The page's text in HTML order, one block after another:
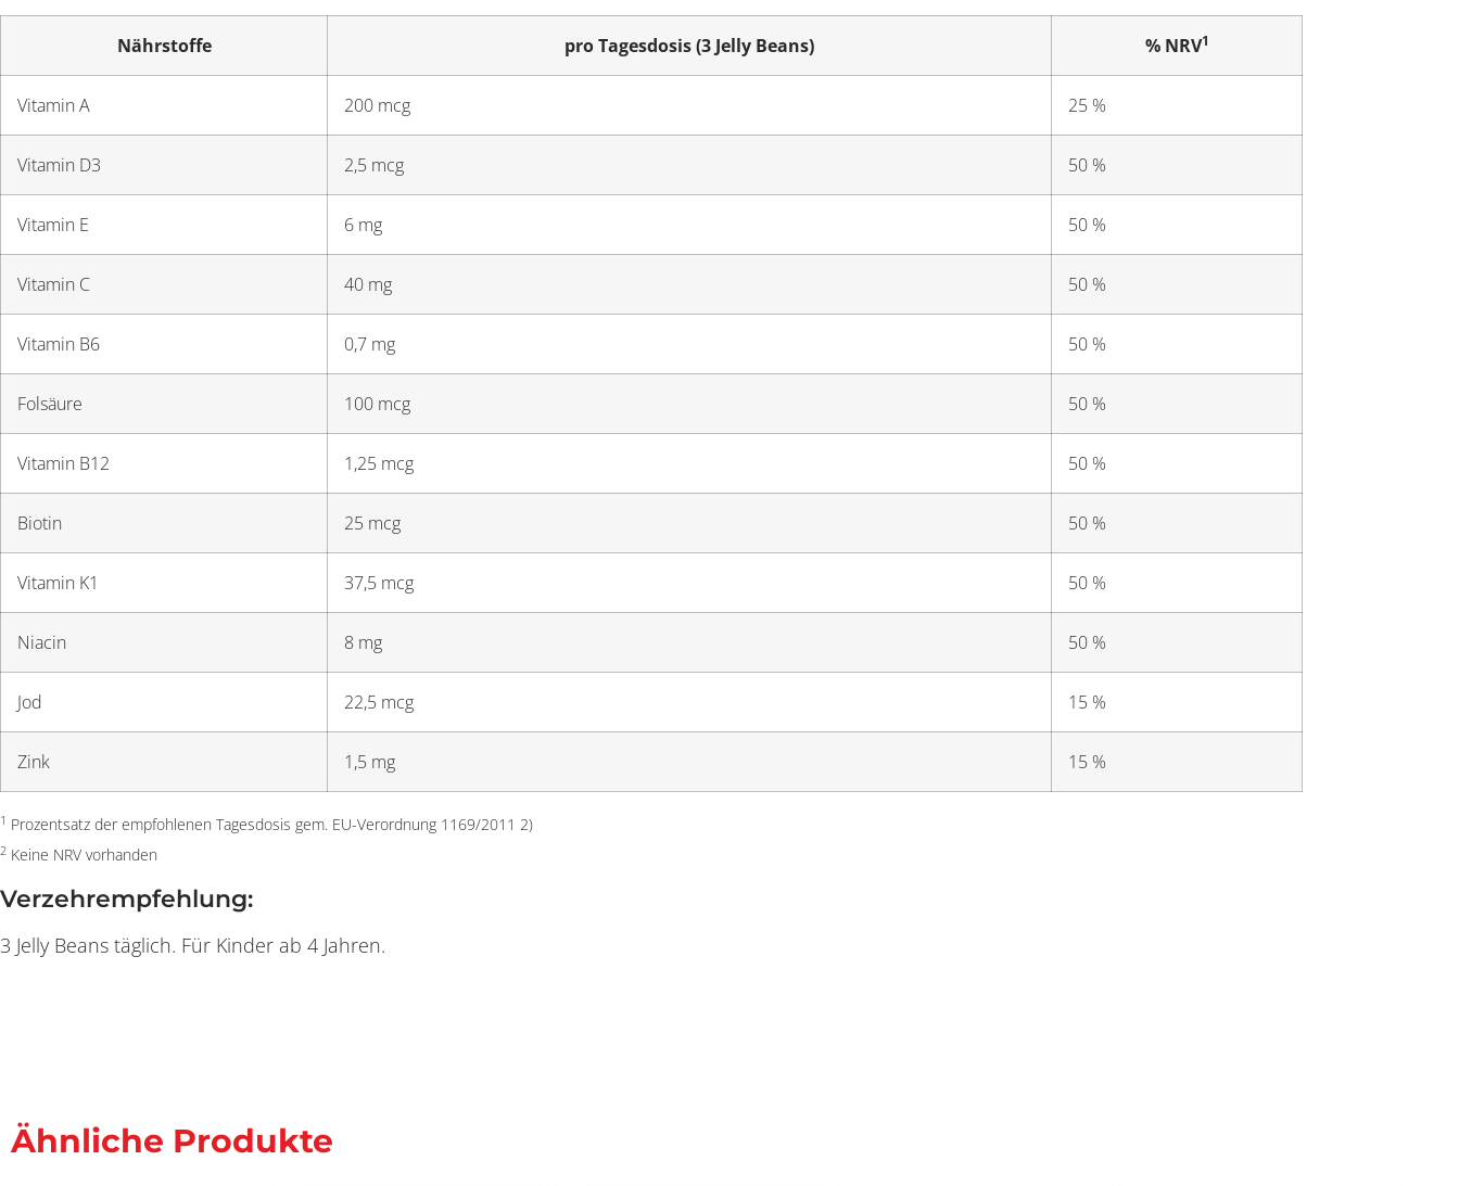
Nährstoffe pro Tagesdosis (3 Jelly Beans) % NRV1
Vitamin A 200 mcg 25 %
Vitamin D3 2,5 mcg 50 %
Vitamin E 6 mg 50 %
Vitamin C 40 mg 50 %
Vitamin B6 0,7 mg 50 %
Folsäure 100 mcg 50 %
Vitamin B12 1,25 mcg 50 %
Biotin 25 mcg 50 %
Vitamin K1 37,5 mcg 50 %
Niacin 8 mg 50 %
Jod 22,5 mcg 15 %
Zink 1,5 mg 15 %
1 Prozentsatz der empfohlenen Tagesdosis gem. EU-Verordnung 1169/2011 2)
2 Keine NRV vorhanden
Verzehrempfehlung:
3 Jelly Beans täglich. Für Kinder ab 4 Jahren.
Ähnliche Produkte